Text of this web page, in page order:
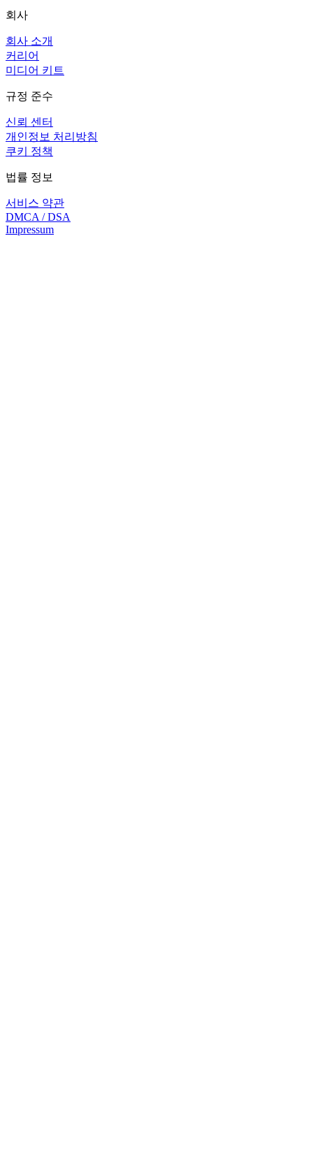
회사
회사 소개
커리어
미디어 키트
규정 준수
신뢰 센터
개인정보 처리방침
쿠키 정책
법률 정보
서비스 약관
DMCA / DSA
Impressum